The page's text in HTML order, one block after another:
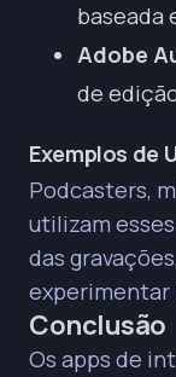
baseada
Adobe
de
Exemplos de
Podcasters,
utilizam
das
experimentar
Conclusão
Os apps de